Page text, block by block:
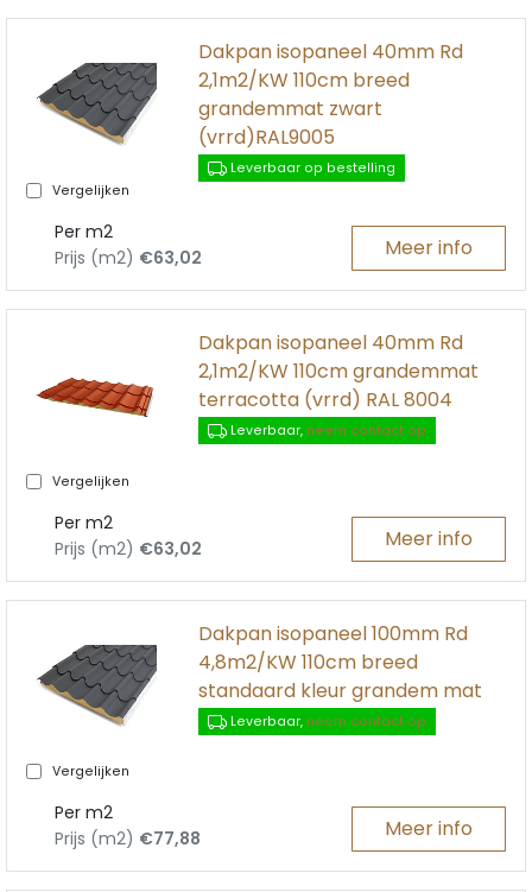
Vergelijken
Dakpan isopaneel 40mm Rd
2,1m2/KW 110cm breed
grandemmat zwart
(vrrd)RAL9005
Leverbaar op bestelling
Per m2
Prijs (m2) €63,02 Meer info
Vergelijken
Dakpan isopaneel 40mm Rd
2,1m2/KW 110cm grandemmat
terracotta (vrrd) RAL 8004
Leverbaar, neem contact op
Per m2
Prijs (m2) €63,02 Meer info
Vergelijken
Dakpan isopaneel 100mm Rd
4,8m2/KW 110cm breed
standaard kleur grandem mat
Leverbaar, neem contact op
Per m2
Prijs (m2) €77,88 Meer info